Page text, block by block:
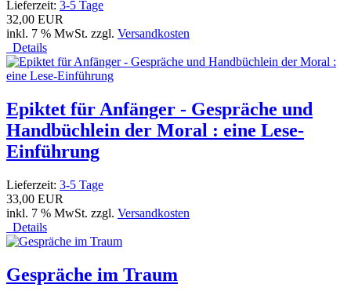
Lieferzeit: 3-5 Tage
32,00 EUR
inkl. 7 % MwSt. zzgl. Versandkosten
Details
Epiktet für Anfänger - Gespräche und
Handbüchlein der Moral : eine Lese-
Einführung
Lieferzeit: 3-5 Tage
33,00 EUR
inkl. 7 % MwSt. zzgl. Versandkosten
Details
Gespräche im Traum